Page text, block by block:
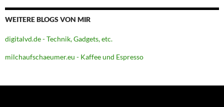
WEITERE BLOGS VON MIR
digitalvd.de - Technik, Gadgets, etc.
milchaufschaeumer.eu - Kaffee und Espresso